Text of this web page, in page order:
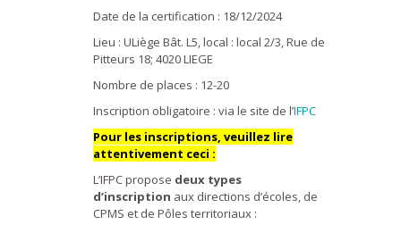
Date de la certification : 18/12/2024
Lieu : ULiège Bât. L5, local : local 2/3, Rue de
Pitteurs 18; 4020 LIEGE
Nombre de places : 12-20
Inscription obligatoire : via le site de l’IFPC
Pour les inscriptions, veuillez lire
attentivement ceci :
L’IFPC propose deux types
d’inscription aux directions d’écoles, de
CPMS et de Pôles territoriaux :